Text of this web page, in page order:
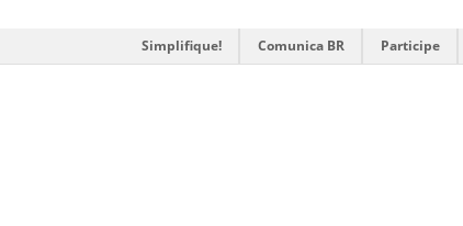
Simplifique! Comunica BR Participe